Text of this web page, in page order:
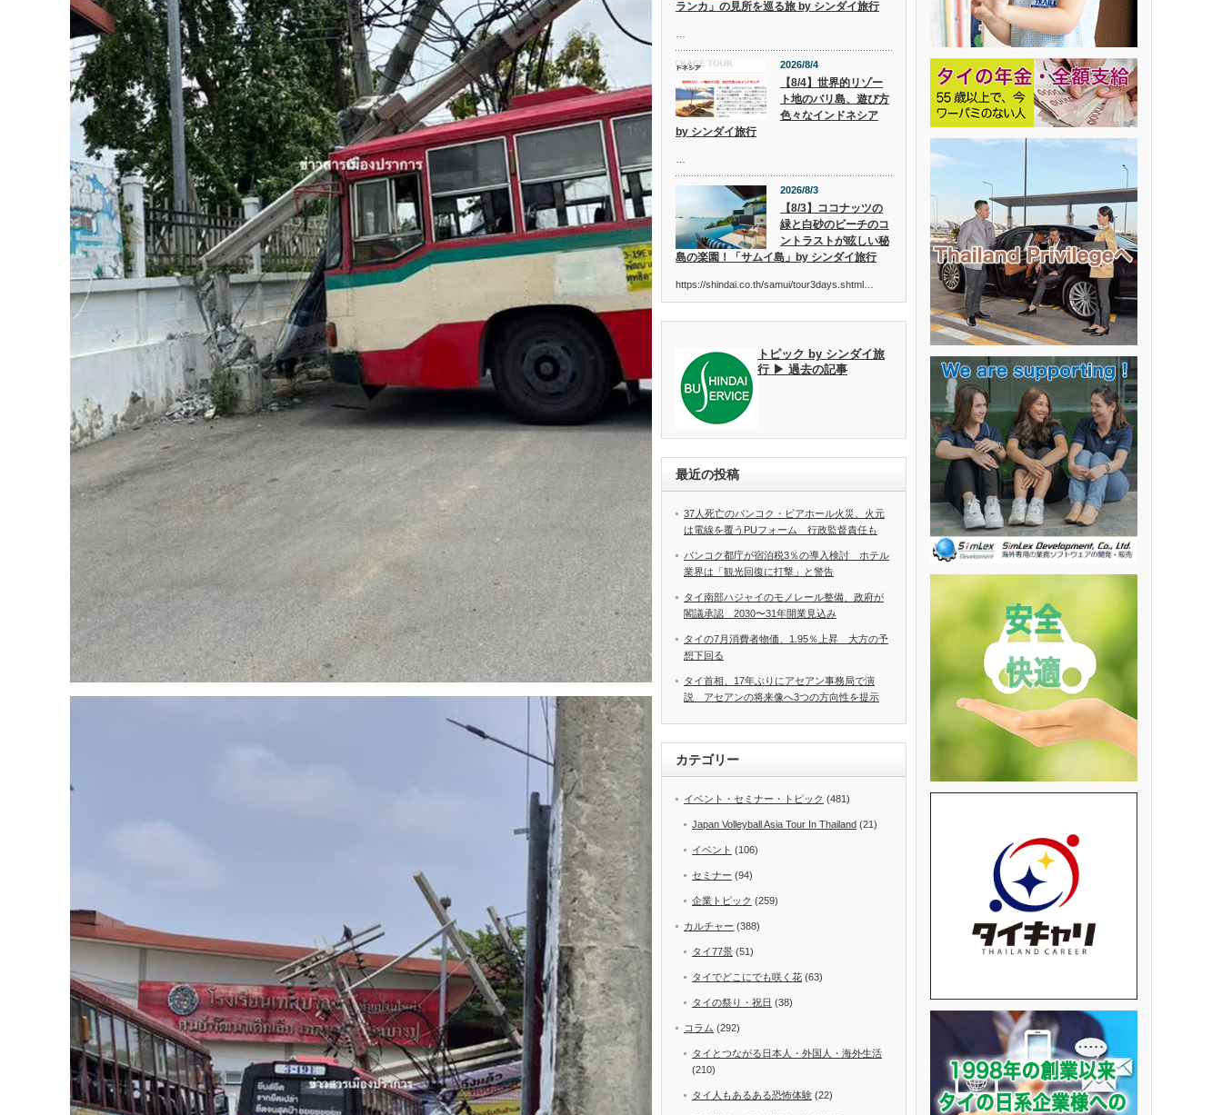
ランカ」の見所を巡る旅 by シンダイ旅行
2026/8/4
【8/4】世界的リゾー
ト地のバリ島、遊び方
色々なインドネシア
by シンダイ旅行
2026/8/3
【8/3】ココナッツの
緑と白砂のビーチのコ
ントラストが眩しい秘
島の楽園！「サムイ島」by シンダイ旅行
https://shindai.co.th/samui/tour3days.shtml…
トピック by シンダイ旅
行 ▶ 過去の記事
最近の投稿
37人死亡のバンコク・ビアホール火災、火元
は電線を覆うPUフォーム 行政監督責任も
バンコク都庁が宿泊税3％の導入検討 ホテル
業界は「観光回復に打撃」と警告
タイ南部ハジャイのモノレール整備、政府が
閣議承認 2030〜31年開業見込み
タイの7月消費者物価、1.95％上昇 大方の予
想下回る
タイ首相、17年ぶりにアセアン事務局で演
説 アセアンの将来像へ3つの方向性を提示
カテゴリー
イベント・セミナー・トピック (481)
Japan Volleyball Asia Tour In Thailand (21)
イベント (106)
セミナー (94)
企業トピック (259)
カルチャー (388)
タイ77景 (51)
タイでどこにでも咲く花 (63)
タイの祭り・祝日 (38)
コラム (292)
タイとつながる日本人・外国人・海外生活
(210)
タイ人もあるある恐怖体験 (22)